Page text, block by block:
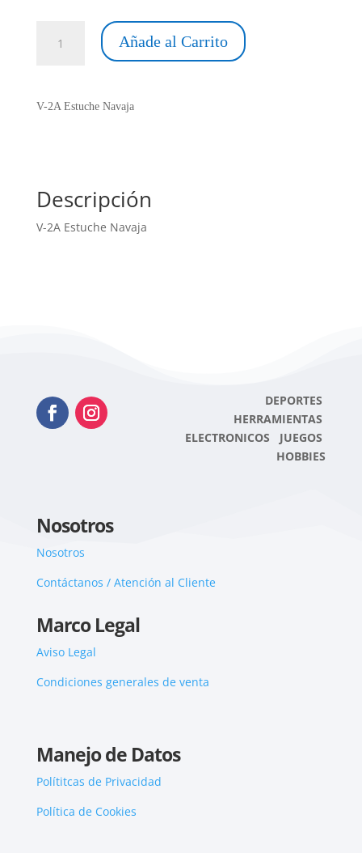
cantidad
Añade al Carrito
V-2A Estuche Navaja
Descripción
V-2A Estuche Navaja
DEPORTES
HERRAMIENTAS
ELECTRONICOS JUEGOS
HOBBIES
Nosotros
Nosotros
Contáctanos / Atención al Cliente
Marco Legal
Aviso Legal
Condiciones generales de venta
Manejo de Datos
Polítitcas de Privacidad
Política de Cookies